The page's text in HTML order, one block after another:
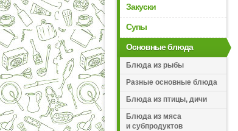
Закуски
Супы
Основные блюда
Блюда из рыбы
Разные основные блюда
Блюда из птицы, дичи
Блюда из мяса
и субпродуктов